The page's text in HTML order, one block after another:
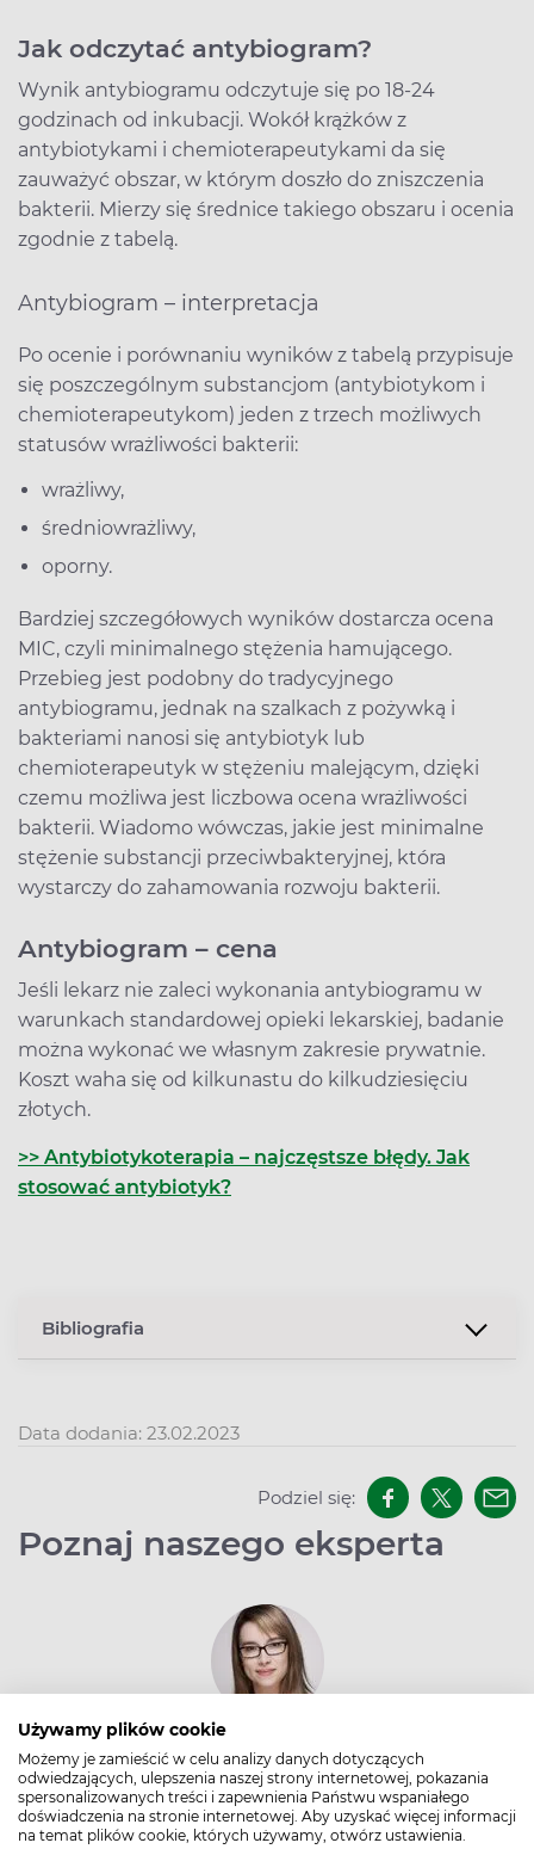
Używamy plików cookie
Możemy je zamieścić w celu analizy danych dotyczących
odwiedzających, ulepszenia naszej strony internetowej, pokazania
spersonalizowanych treści i zapewnienia Państwu wspaniałego
doświadczenia na stronie internetowej. Aby uzyskać więcej informacji
na temat plików cookie, których używamy, otwórz ustawienia.
Jak odczytać antybiogram?
Wynik antybiogramu odczytuje się po 18-24
godzinach od inkubacji. Wokół krążków z
antybiotykami i chemioterapeutykami da się
zauważyć obszar, w którym doszło do zniszczenia
bakterii. Mierzy się średnice takiego obszaru i ocenia
zgodnie z tabelą.
Antybiogram – interpretacja
Po ocenie i porównaniu wyników z tabelą przypisuje
się poszczególnym substancjom (antybiotykom i
chemioterapeutykom) jeden z trzech możliwych
statusów wrażliwości bakterii:
wrażliwy,
średniowrażliwy,
oporny.
Bardziej szczegółowych wyników dostarcza ocena
MIC, czyli minimalnego stężenia hamującego.
Przebieg jest podobny do tradycyjnego
antybiogramu, jednak na szalkach z pożywką i
bakteriami nanosi się antybiotyk lub
chemioterapeutyk w stężeniu malejącym, dzięki
czemu możliwa jest liczbowa ocena wrażliwości
bakterii. Wiadomo wówczas, jakie jest minimalne
stężenie substancji przeciwbakteryjnej, która
wystarczy do zahamowania rozwoju bakterii.
Antybiogram – cena
Jeśli lekarz nie zaleci wykonania antybiogramu w
warunkach standardowej opieki lekarskiej, badanie
można wykonać we własnym zakresie prywatnie.
Koszt waha się od kilkunastu do kilkudziesięciu
złotych.
>> Antybiotykoterapia – najczęstsze błędy. Jak
stosować antybiotyk?
Bibliografia
Data dodania: 23.02.2023
Podziel się:
Poznaj naszego eksperta
Mgr farm. Marianna Krajewska
Wierzę, że bardziej będę żałować tego, czego nie
zrobiłam, niż tego, co zrobiłam. Typowy
zodiakalny lew, który lubi stawiać sobie cele i je